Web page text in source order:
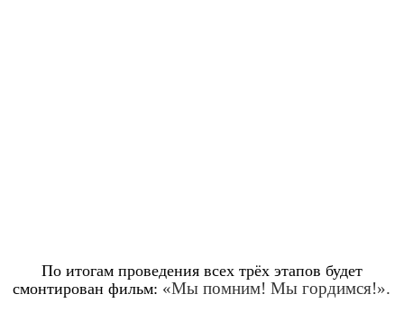
По итогам проведения всех трёх этапов будет
смонтирован фильм: «Мы помним! Мы гордимся!».